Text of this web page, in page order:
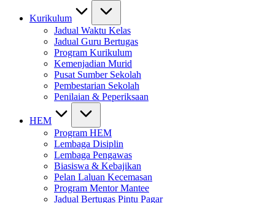
Kurikulum
Jadual Waktu Kelas
Jadual Guru Bertugas
Program Kurikulum
Kemenjadian Murid
Pusat Sumber Sekolah
Pembestarian Sekolah
Penilaian & Peperiksaan
HEM
Program HEM
Lembaga Disiplin
Lembaga Pengawas
Biasiswa & Kebajikan
Pelan Laluan Kecemasan
Program Mentor Mantee
Jadual Bertugas Pintu Pagar